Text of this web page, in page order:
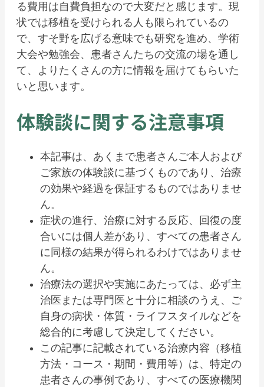
る費用は自費負担なので大変だと感じます。現
状では移植を受けられる人も限られているの
で、すそ野を広げる意味でも研究を進め、学術
大会や勉強会、患者さんたちの交流の場を通し
て、よりたくさんの方に情報を届けてもらいた
いと思います。
体験談に関する注意事項
本記事は、あくまで患者さんご本人および
ご家族の体験談に基づくものであり、治療
の効果や経過を保証するものではありませ
ん。
症状の進行、治療に対する反応、回復の度
合いには個人差があり、すべての患者さん
に同様の結果が得られるわけではありませ
ん。
治療法の選択や実施にあたっては、必ず主
治医または専門医と十分に相談のうえ、ご
自身の病状・体質・ライフスタイルなどを
総合的に考慮して決定してください。
この記事に記載されている治療内容（移植
方法・コース・期間・費用等）は、特定の
患者さんの事例であり、すべての医療機関